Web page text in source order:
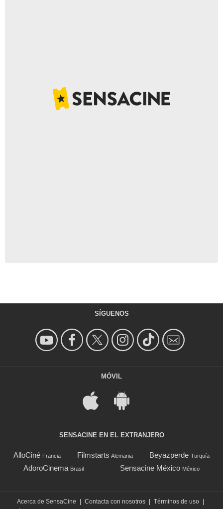
SÍGUENOS
MÓVIL
SENSACINE EN EL EXTRANJERO
AlloCiné Francia Filmstarts Alemania Beyazperde Turquía
AdoroCinema Brasil Sensacine México México
Acerca de SensaCine Contacta con nosotros Términos de uso